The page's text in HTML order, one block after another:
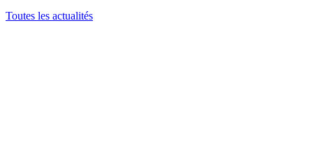
Toutes les actualités